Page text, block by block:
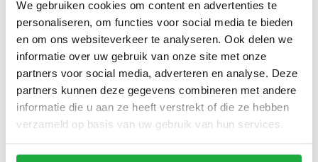
We gebruiken cookies om content en advertenties te
personaliseren, om functies voor social media te bieden
en om ons websiteverkeer te analyseren. Ook delen we
informatie over uw gebruik van onze site met onze
partners voor social media, adverteren en analyse. Deze
partners kunnen deze gegevens combineren met andere
informatie die u aan ze heeft verstrekt of die ze hebben
verzameld op basis van uw gebruik van hun services.
tijd aan het bouwen van je bedrijf
en het nastreven van je passies.
Deze samenwerking is meer dan alleen
een zakelijke overeenkomst. Het is een
belofte aan jou, onze klant, dat we er
alles aan doen om je te ondersteunen bij
elke stap van je ondernemersreis. We